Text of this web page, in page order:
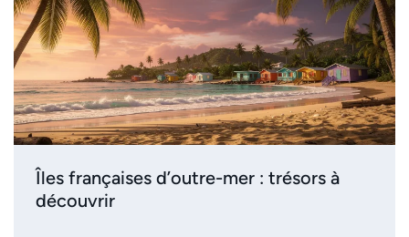
Îles françaises d’outre-mer : trésors à
découvrir